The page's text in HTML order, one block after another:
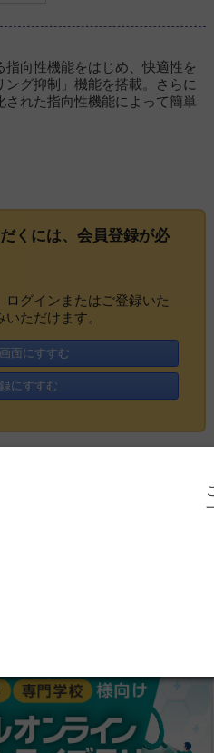
向性機能をはじめ、快適性を
グ抑制」機能を搭載。さらに
れた指向性機能によって簡単
くには、 会員登録が必
ログインまたはご登録いた
ただけます。
面にすすむ
にすすむ